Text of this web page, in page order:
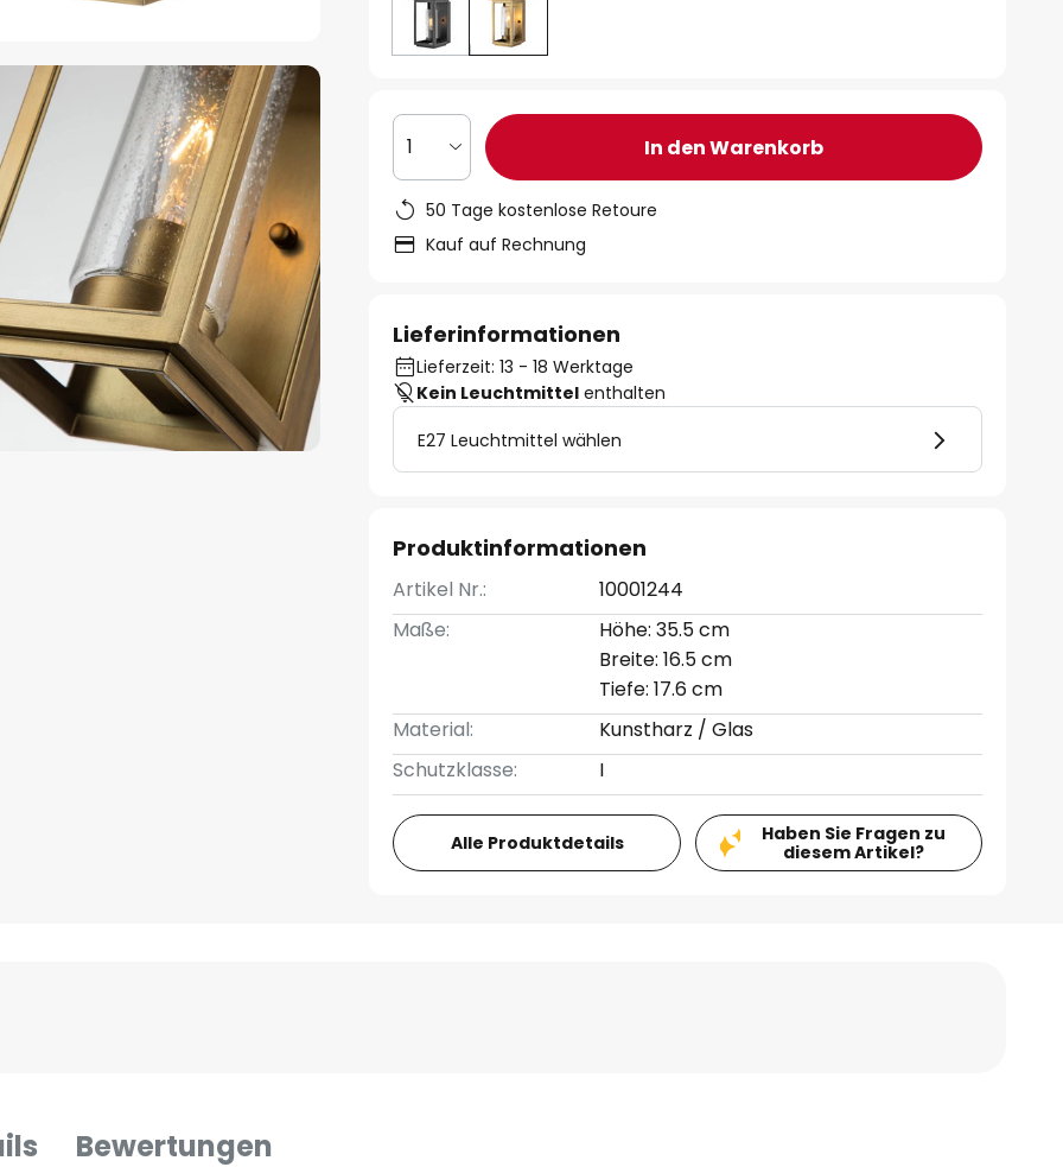
1 In den Warenkorb
50 Tage kostenlose Retoure
Kauf auf Rechnung
Lieferinformationen
Lieferzeit: 13 - 18 Werktage
Kein Leuchtmittel enthalten
E27 Leuchtmittel wählen
Produktinformationen
Artikel Nr.:
10001244
Maße:
Höhe: 35.5 cm
Breite: 16.5 cm
Tiefe: 17.6 cm
Material:
Kunstharz / Glas
Schutzklasse:
I
Alle Produktdetails
Haben Sie Fragen zu
diesem Artikel?
Bewertungen